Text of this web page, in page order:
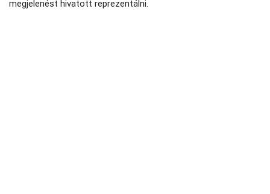
megjelenést hivatott reprezentálni.